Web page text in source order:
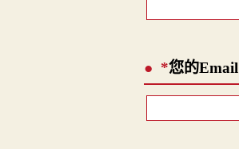
*您的Email